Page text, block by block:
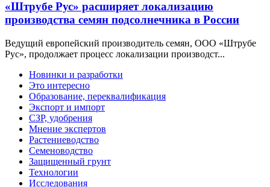
«Штрубе Рус» расширяет локализацию
производства семян подсолнечника в России
Ведущий европейский производитель семян, ООО «Штрубе
Рус», продолжает процесс локализации производст...
Новинки и разработки
Это интересно
Образование, переквалификация
Экспорт и импорт
СЗР, удобрения
Мнение экспертов
Растениеводство
Семеноводство
Защищенный грунт
Технологии
Исследования